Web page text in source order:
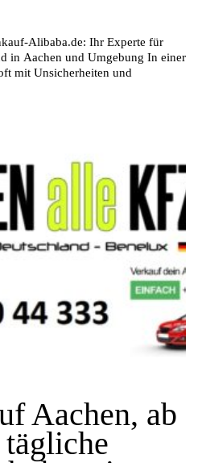
Alibaba.de: Ihr Experte für
und Umgebung In einer
mit Unsicherheiten und
Aachen, ab